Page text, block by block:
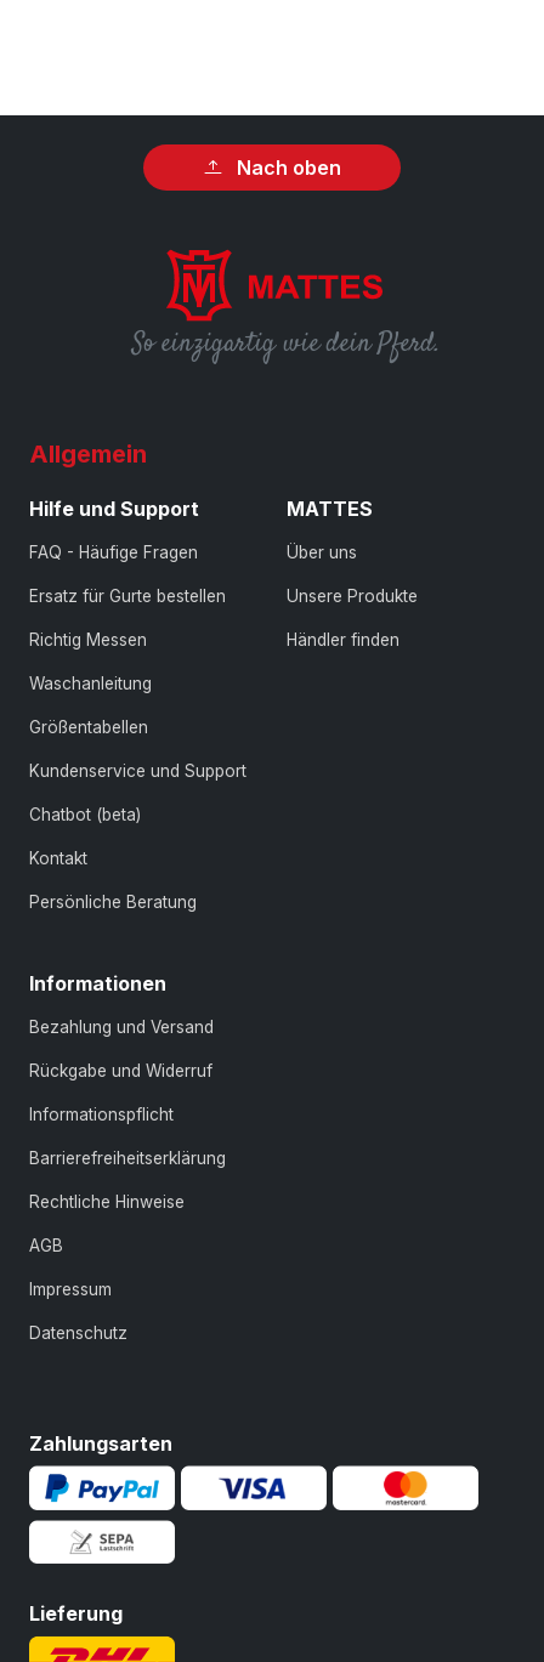
Nach oben
So einzigartig wie dein Pferd.
Allgemein
Hilfe und Support
FAQ - Häufige Fragen
Ersatz für Gurte bestellen
Richtig Messen
Waschanleitung
Größentabellen
Kundenservice und Support
Chatbot (beta)
Kontakt
Persönliche Beratung
MATTES
Über uns
Unsere Produkte
Händler finden
Informationen
Bezahlung und Versand
Rückgabe und Widerruf
Informationspflicht
Barrierefreiheitserklärung
Rechtliche Hinweise
AGB
Impressum
Datenschutz
Zahlungsarten
Lieferung